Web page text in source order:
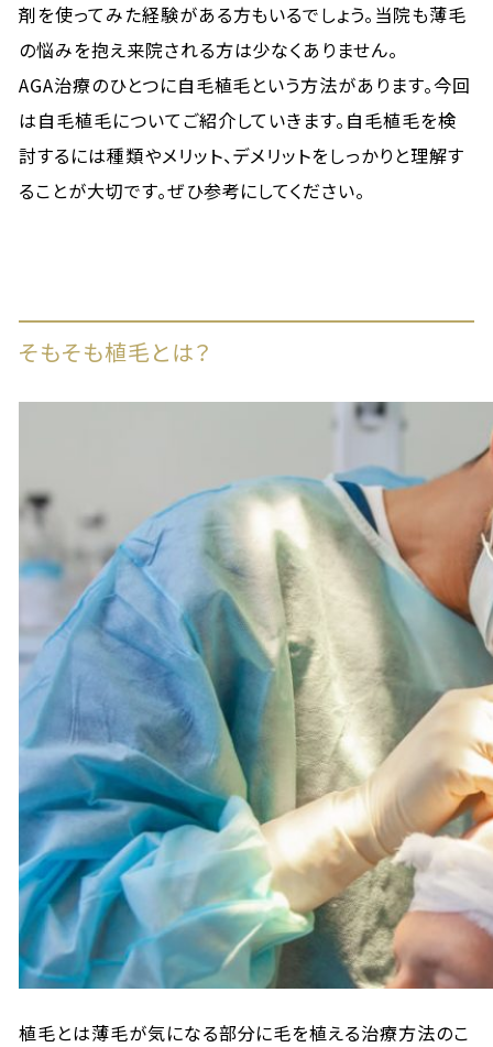
剤を使ってみた経験がある方もいるでしょう。当院も薄毛
の悩みを抱え来院される方は少なくありません。
AGA治療のひとつに自毛植毛という方法があります。今回
は自毛植毛についてご紹介していきます。自毛植毛を検
討するには種類やメリット、デメリットをしっかりと理解す
ることが大切です。ぜひ参考にしてください。
そもそも植毛とは？
植毛とは薄毛が気になる部分に毛を植える治療方法のこ